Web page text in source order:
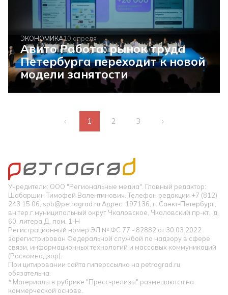
ЭКОНОМИКА10 апреля
Авито Работа: рынок труда
Петербурга переходит к новой
модели занятости
‹ 1 2 3 ›
Учредители: ООО "Региональные медиа". Главный редактор:
Шабаршин Тимофей Валентинович. Телефон редакции +7 (812)
243 15 06, spb@petrograd.ru Адрес: 197136, г. Санкт-Петербург,
вн.тер.г.муниципальный округ Чкаловское, Чкаловский пр-кт., д.
60, литера Д, пом. 1-Н
Регистрационный номер ЭЛ № ФС 77 - 82882 от 30.03.2022
зарегистрирован Федеральной службой по надзору в сфере
связи, информационных технологий и массовых коммуникаций
(Роскомнадзор).
При цитировании сайта гиперссылка на petrograd.ru
обязательна.
* Материалы в рубрике "Пресс-релизы" размещаются на
коммерческой основе.